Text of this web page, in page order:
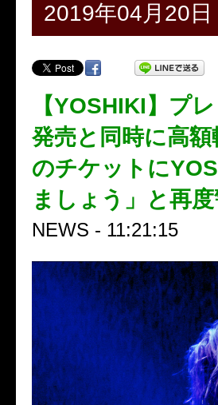
2019年04月20日
【YOSHIKI】プ
発売と同時に高
のチケットに
ましょう」と再
NEWS - 11:21:15